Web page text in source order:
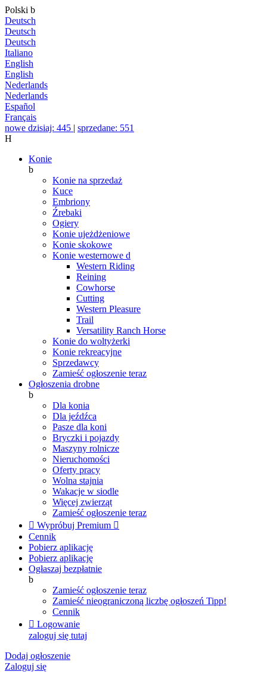
Polski b
Deutsch
Deutsch
Deutsch
Italiano
English
English
Nederlands
Nederlands
Español
Français
nowe dzisiaj: 445 | sprzedane: 551
H
Konie
b
Konie na sprzedaż
Kuce
Embriony
Źrebaki
Ogiery
Konie ujeżdżeniowe
Konie skokowe
Konie westernowe d
Western Riding
Reining
Cowhorse
Cutting
Western Pleasure
Trail
Versatility Ranch Horse
Konie do woltyżerki
Konie rekreacyjne
Sprzedawcy
Zamieść ogłoszenie teraz
Ogłoszenia drobne
b
Dla konia
Dla jeźdźca
Pasze dla koni
Bryczki i pojazdy
Maszyny rolnicze
Nieruchomości
Oferty pracy
Wolna stajnia
Wakacje w siodle
Więcej zwierząt
Zamieść ogłoszenie teraz
 Wypróbuj Premium 
Cennik
Pobierz aplikację
Pobierz aplikację
Ogłaszaj bezpłatnie
b
Zamieść ogłoszenie teraz
Zamieść nieograniczoną liczbę ogłoszeń Tipp!
Cennik
 Logowanie
zaloguj się tutaj
Dodaj ogłoszenie
Zaloguj się